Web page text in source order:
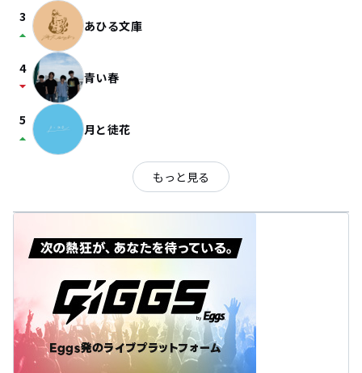
3
arrow_drop_up あひる文庫
4
arrow_drop_down 青い春
5
arrow_drop_up 月と徒花
もっと見る